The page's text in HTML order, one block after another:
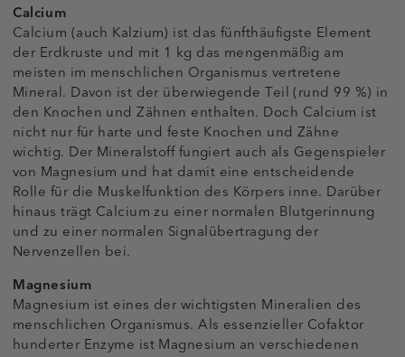
Calcium
Calcium (auch Kalzium) ist das fünfthäufigste Element
der Erdkruste und mit 1 kg das mengenmäßig am
meisten im menschlichen Organismus vertretene
Mineral. Davon ist der überwiegende Teil (rund 99 %) in
den Knochen und Zähnen enthalten. Doch Calcium ist
nicht nur für harte und feste Knochen und Zähne
wichtig. Der Mineralstoff fungiert auch als Gegenspieler
von Magnesium und hat damit eine entscheidende
Rolle für die Muskelfunktion des Körpers inne. Darüber
hinaus trägt Calcium zu einer normalen Blutgerinnung
und zu einer normalen Signalübertragung der
Nervenzellen bei.
Magnesium
Magnesium ist eines der wichtigsten Mineralien des
menschlichen Organismus. Als essenzieller Cofaktor
hunderter Enzyme ist Magnesium an verschiedenen